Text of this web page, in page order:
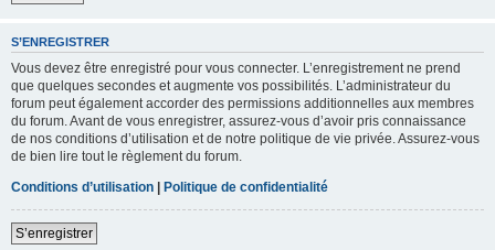
S’ENREGISTRER
Vous devez être enregistré pour vous connecter. L’enregistrement ne prend
que quelques secondes et augmente vos possibilités. L’administrateur du
forum peut également accorder des permissions additionnelles aux membres
du forum. Avant de vous enregistrer, assurez-vous d’avoir pris connaissance
de nos conditions d’utilisation et de notre politique de vie privée. Assurez-vous
de bien lire tout le règlement du forum.
Conditions d’utilisation | Politique de confidentialité
S’enregistrer